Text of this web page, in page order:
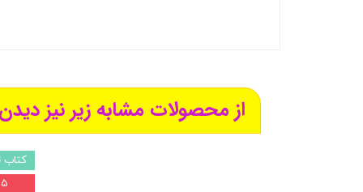
کتاب
۵ درصد
از محصولات مشابه زیر نیز